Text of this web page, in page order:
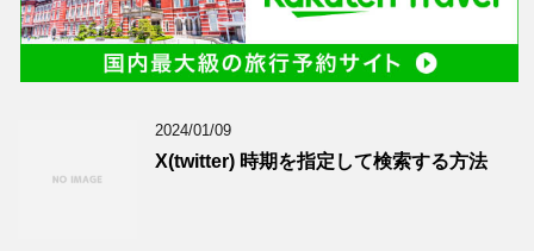
2024/01/09
X(twitter) 時期を指定して検索する方法